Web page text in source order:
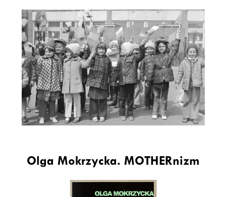
Olga Mokrzycka. MOTHERnizm